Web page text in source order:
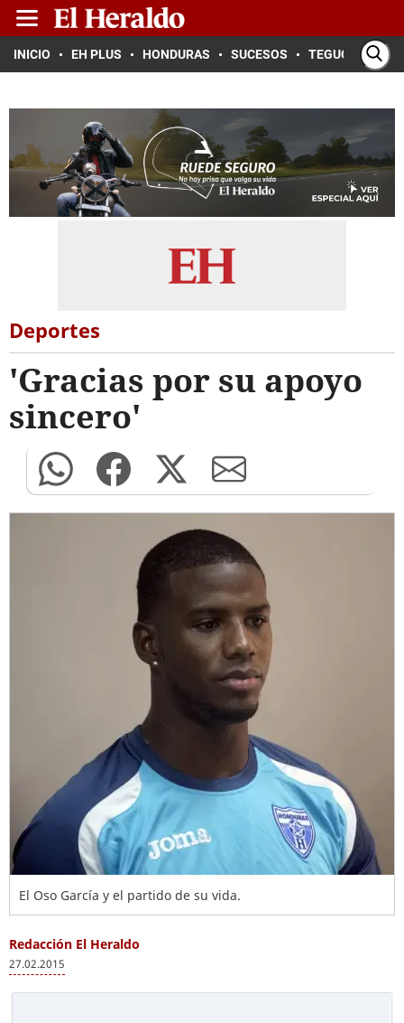
INICIO EH PLUS HONDURAS SUCESOS TEGUCIGALPA
Deportes
'Gracias por su apoyo
sincero'
El Oso García y el partido de su vida.
Redacción El Heraldo
27.02.2015